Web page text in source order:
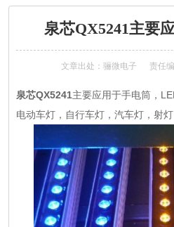
泉芯QX5241主要
文章出处： 骊微电子 责任
泉芯QX5241主要应用于手电筒，
电动车灯，自行车灯，汽车灯，射